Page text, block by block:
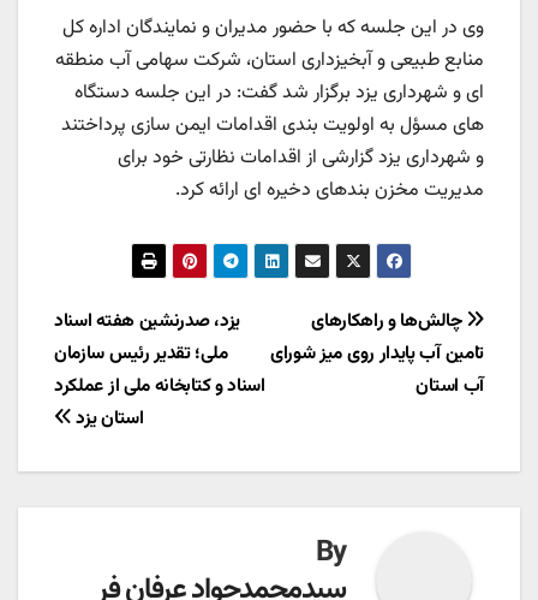
وی در این جلسه که با حضور مدیران و نمایندگان اداره کل
منابع طبیعی و آبخیزداری استان، شرکت سهامی آب منطقه
ای و شهرداری یزد برگزار شد گفت: در این جلسه دستگاه
های مسؤل به اولویت بندی اقدامات ایمن سازی پرداختند
و شهرداری یزد گزارشی از اقدامات نظارتی خود برای
مدیریت مخزن بندهای دخیره ای ارائه کرد.
راهبری
نوشته
یزد، صدرنشین هفته اسناد
ملی؛ تقدیر رئیس سازمان
اسناد و کتابخانه ملی از عملکرد
استان یزد
چالش‌ها و راهکارهای
تامین آب پایدار روی میز شورای
آب استان
By
سیدمحمدجواد عرفان فر